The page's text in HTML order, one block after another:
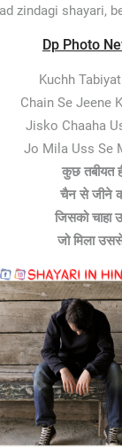
zindagi shayari,
Dp Photo
Kuchh
Chain Se Jeene
Jisko Chaaha
Jo Mila Uss Se
कुछ तबीयत
चैन से जीने
जिसको
जो मिला